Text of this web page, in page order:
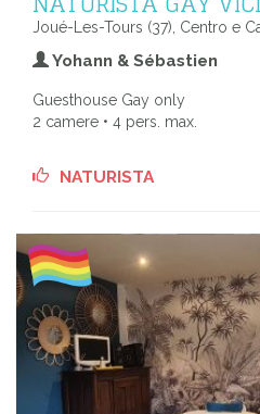
Joué-Les-Tours (37), Centro e
Yohann & Sébastien
Guesthouse Gay only
2 camere • 4 pers. max.
NATURISTA